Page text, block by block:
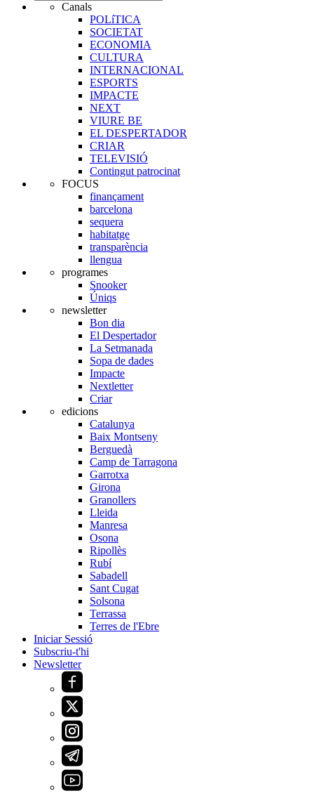
Canals
POLíTICA
SOCIETAT
ECONOMIA
CULTURA
INTERNACIONAL
ESPORTS
IMPACTE
NEXT
VIURE BE
EL DESPERTADOR
CRIAR
TELEVISIÓ
Contingut patrocinat
FOCUS
finançament
barcelona
sequera
habitatge
transparència
llengua
programes
Snooker
Úniqs
newsletter
Bon dia
El Despertador
La Setmanada
Sopa de dades
Impacte
Nextletter
Criar
edicions
Catalunya
Baix Montseny
Berguedà
Camp de Tarragona
Garrotxa
Girona
Granollers
Lleida
Manresa
Osona
Ripollès
Rubí
Sabadell
Sant Cugat
Solsona
Terrassa
Terres de l'Ebre
Iniciar Sessió
Subscriu-t'hi
Newsletter